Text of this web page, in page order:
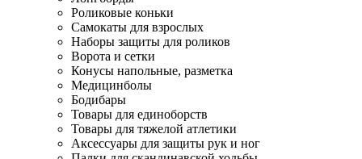
Роликовые коньки
Самокаты для взрослых
Наборы защиты для роликов
Ворота и сетки
Конусы напольные, разметка
Медицинболы
Бодибары
Товары для единоборств
Товары для тяжелой атлетики
Аксессуары для защиты рук и ног